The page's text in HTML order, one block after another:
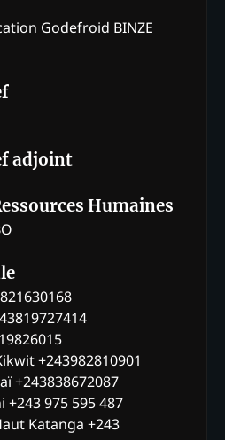
Godefroid BINZE
adjoint
Humaines
+243982810901
+243838672087
+243 975 595 487
Katanga +243